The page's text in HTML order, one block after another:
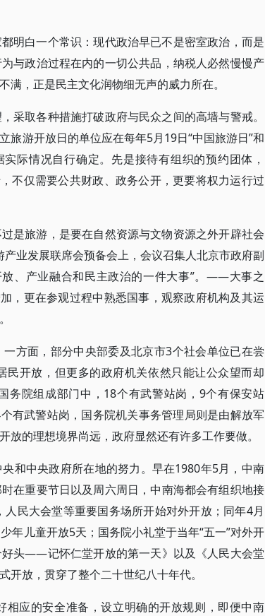
明白一个常识：现代政治早已不是密室政治，而是
与政治过程在内的一切公共品，纳税人必然慢慢产
，正是民主文化润物细无声的威力所在。
采取各种措施打破政府与民众之间的高墙与警戒。
旅游开放日的单位应在每年5月19日“中国旅游日”和
际情况自行确定。先是接待有组织的预约团体，
不仅需要公共财政、政务公开，更要将权力运行过
是旅游，是要在自然资源与文物资源之外开辟社会
业发展联席会预备会上，会议召集人北京市政府副
、产业融合和民主政治的一件大事”。——大事之
，更在参观过程中熟悉国事，观察政府机构及其运
方面，部分中央部委及北京市3个社会单位已在尝
开放，但更多的政府机关依然只能让公众望而却
务院组成部门中，18个有武警站岗，9个有保安站
有武警站岗，国务院机关事务管理局则是由解放军
的理想境界尚远，政府显然还有许多工作要做。
和中央政府所在地的努力。早在1980年5月，中南
在重要节日以及周六周日，中南海都会有组织地接
民大会堂等重要国务场所开始对外开放；同年4月
年儿童开放5天；国务院小礼堂于当年“五一”对外开
头——记怀仁堂开放的第一天》以及《人民大会堂
放，贯穿了整个二十世纪八十年代。
应的安全准备，设立明确的开放规则，即便中南